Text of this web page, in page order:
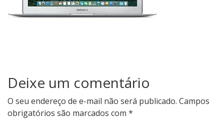
Deixe um comentário
O seu endereço de e-mail não será publicado. Campos
obrigatórios são marcados com *